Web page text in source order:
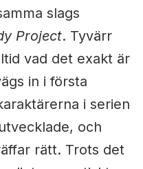
slags
Project. Tyvärr
vad det exakt är
in i första
i serien
och
rätt. Trots det